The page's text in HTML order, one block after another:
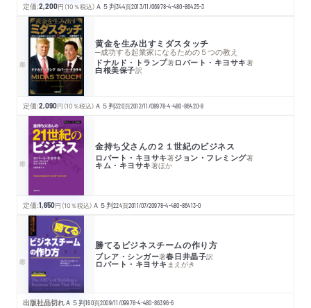
定価:2,200円 （10％税込） Ａ５判344頁2013/11/06978-4-480-86425-3
黄金を生み出すミダスタッチ
─成功する起業家になるための５つの教え
ドナルド・トランプ著ロバート・キヨサキ著
白根美保子訳
定価:2,090円 （10％税込） Ａ５判320頁2012/11/08978-4-480-86420-8
金持ち父さんの２１世紀のビジネス
ロバート・キヨサキ著ジョン・フレミング著
キム・キヨサキ著ほか
定価:1,650円 （10％税込） Ａ５判224頁2011/07/20978-4-480-86413-0
勝てるビジネスチームの作り方
ブレア・シンガー著春日井晶子訳
ロバート・キヨサキまえがき
出版社品切れＡ５判160頁2009/11/09978-4-480-86396-6